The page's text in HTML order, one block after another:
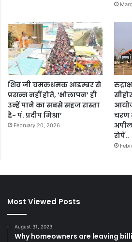
शिव जी चमकधमक आडम्बर से
प्रसन्न नहीं होते, ‘भोलापन’ ही
उन्हें पाने का सबसे सहज रास्ता
है- पं. प्रदीप मिश्रा’
February 20, 2026
चरण
रोपें..
Most Viewed Posts
August 31, 2023
Why homeowners are leaving